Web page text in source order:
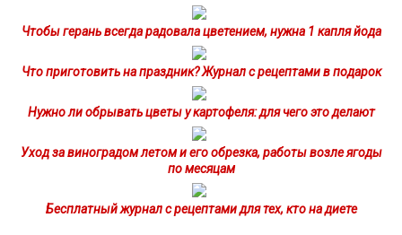
Чтобы герань всегда радовала цветением, нужна 1 капля йода
Что приготовить на праздник? Журнал с рецептами в подарок
Нужно ли обрывать цветы у картофеля: для чего это делают
Уход за виноградом летом и его обрезка, работы возле ягоды
по месяцам
Бесплатный журнал с рецептами для тех, кто на диете